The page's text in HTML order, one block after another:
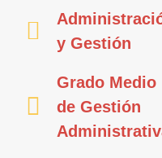
y Gestión
Grado Medio
de Gestión